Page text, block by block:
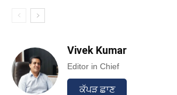
Vivek Kumar
Editor in Chief
ਕੱਪੜ ਛਾਣ